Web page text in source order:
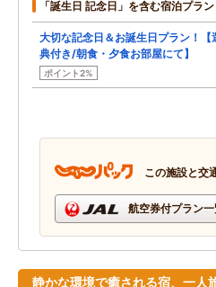
「誕生日 記念日」を含む宿泊プラン
大切な記念日＆お誕生日プラン！【
典付き/朝食・夕食お部屋にて】
ポイント2%
この施設と交
航空券付プラン
静かな環境で癒される宿、一人